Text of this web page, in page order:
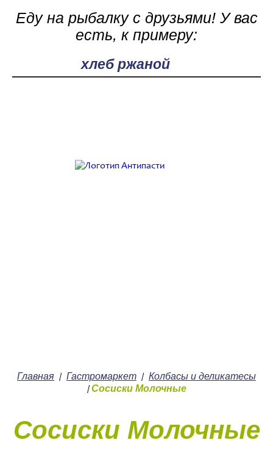
Еду на рыбалку с друзьями! У вас
есть, к примеру:
Главная / Гастромаркет / Колбасы и деликатесы
/Сосиски Молочные
Сосиски Молочные